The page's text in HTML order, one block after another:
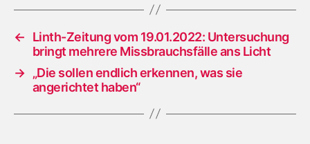
←
Linth-Zeitung vom 19.01.2022: Untersuchung
bringt mehrere Missbrauchsfälle ans Licht
→ „Die sollen endlich erkennen, was sie
angerichtet haben“